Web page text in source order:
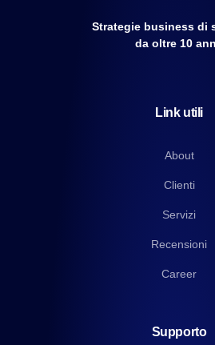
Strategie business di
da oltre 10
Link utili
About
Clienti
Servizi
Recensioni
Career
Supporto